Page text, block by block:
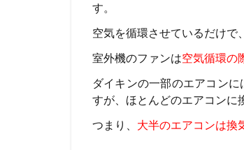
す。
空気を循環させているだけで
室外機のファンは空気循環の
ダイキンの一部のエアコン
すが、ほとんどのエアコンに
つまり、 大半のエアコンは換